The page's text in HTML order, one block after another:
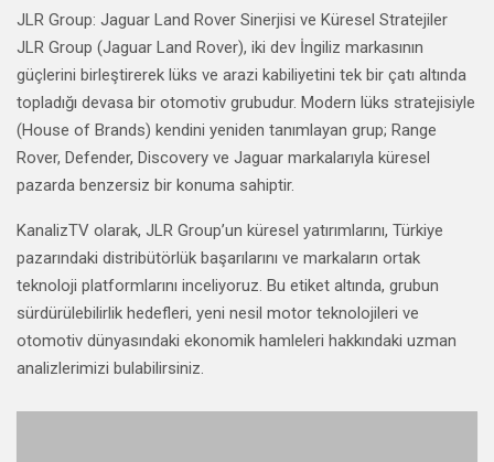
JLR Group: Jaguar Land Rover Sinerjisi ve Küresel Stratejiler
JLR Group (Jaguar Land Rover), iki dev İngiliz markasının
güçlerini birleştirerek lüks ve arazi kabiliyetini tek bir çatı altında
topladığı devasa bir otomotiv grubudur. Modern lüks stratejisiyle
(House of Brands) kendini yeniden tanımlayan grup; Range
Rover, Defender, Discovery ve Jaguar markalarıyla küresel
pazarda benzersiz bir konuma sahiptir.
KanalizTV olarak, JLR Group’un küresel yatırımlarını, Türkiye
pazarındaki distribütörlük başarılarını ve markaların ortak
teknoloji platformlarını inceliyoruz. Bu etiket altında, grubun
sürdürülebilirlik hedefleri, yeni nesil motor teknolojileri ve
otomotiv dünyasındaki ekonomik hamleleri hakkındaki uzman
analizlerimizi bulabilirsiniz.